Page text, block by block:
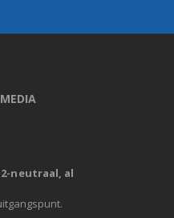
neutraal, al